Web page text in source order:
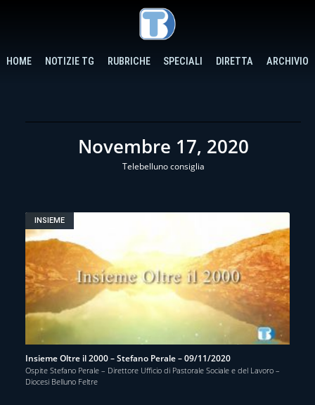
HOME NOTIZIE TG RUBRICHE SPECIALI DIRETTA ARCHIVIO
Novembre 17, 2020
Telebelluno consiglia
INSIEME
Insieme Oltre il 2000 – Stefano Perale – 09/11/2020
Ospite Stefano Perale – Direttore Ufficio di Pastorale Sociale e del Lavoro –
Diocesi Belluno Feltre